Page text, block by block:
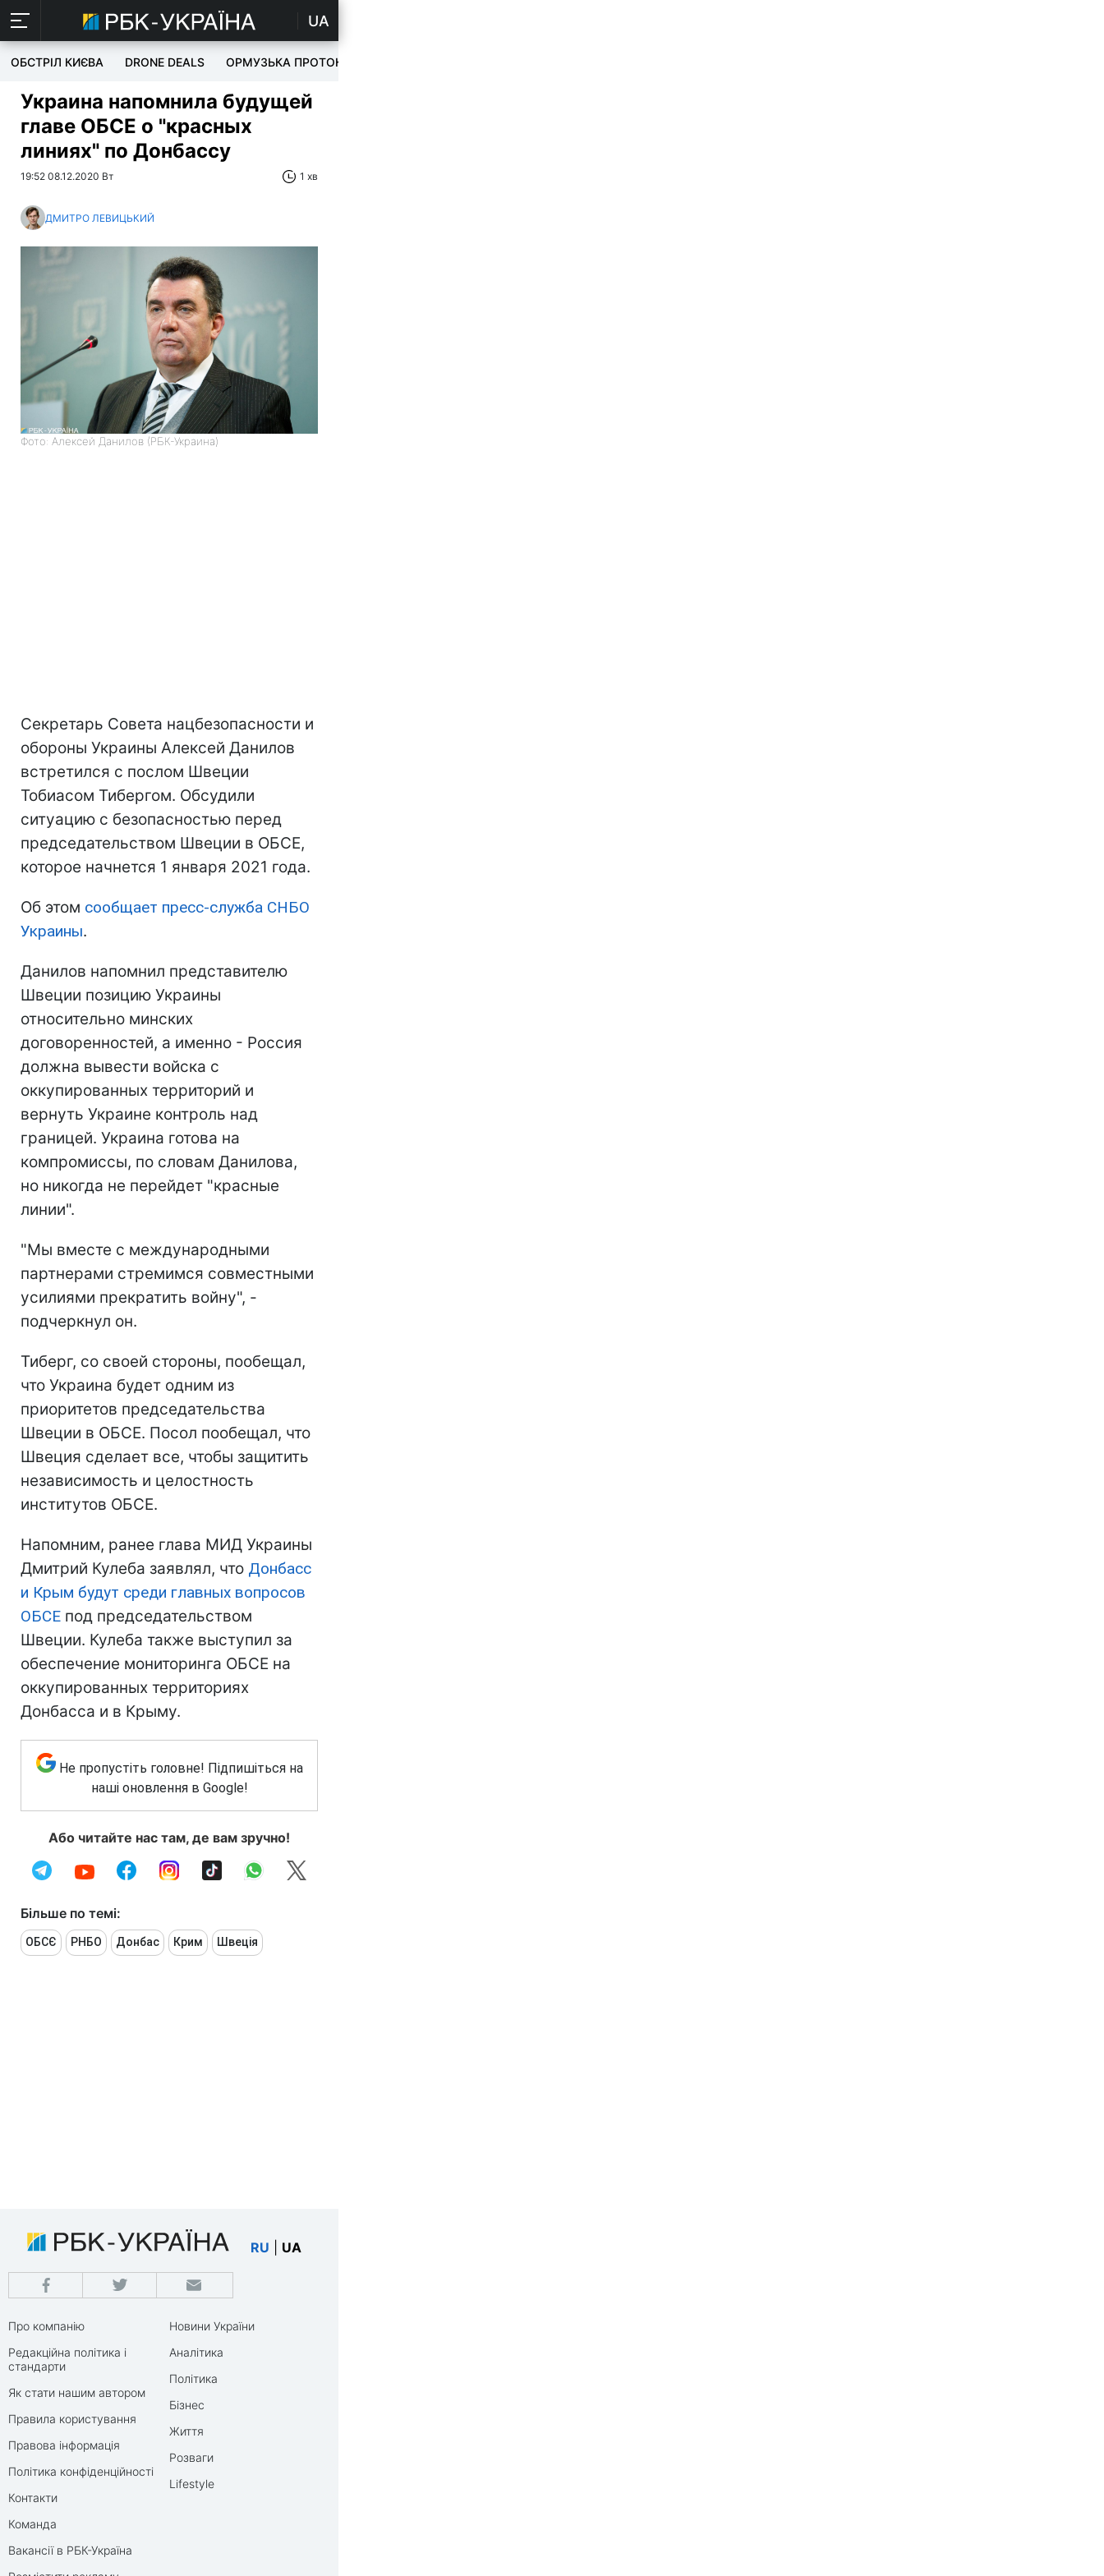
UA
ОБСТРІЛ КИЄВА DRONE DEALS ОРМУЗЬКА ПРОТОКА
Украина напомнила будущей
главе ОБСЕ о "красных
линиях" по Донбассу
19:52 08.12.2020 Вт 1 хв
ДМИТРО ЛЕВИЦЬКИЙ
Фото: Алексей Данилов (РБК-Украина)
Секретарь Совета нацбезопасности и
обороны Украины Алексей Данилов
встретился с послом Швеции
Тобиасом Тибергом. Обсудили
ситуацию с безопасностью перед
председательством Швеции в ОБСЕ,
которое начнется 1 января 2021 года.
Об этом сообщает пресс-служба СНБО
Украины.
Данилов напомнил представителю
Швеции позицию Украины
относительно минских
договоренностей, а именно - Россия
должна вывести войска с
оккупированных территорий и
вернуть Украине контроль над
границей. Украина готова на
компромиссы, по словам Данилова,
но никогда не перейдет "красные
линии".
"Мы вместе с международными
партнерами стремимся совместными
усилиями прекратить войну", -
подчеркнул он.
Тиберг, со своей стороны, пообещал,
что Украина будет одним из
приоритетов председательства
Швеции в ОБСЕ. Посол пообещал, что
Швеция сделает все, чтобы защитить
независимость и целостность
институтов ОБСЕ.
Напомним, ранее глава МИД Украины
Дмитрий Кулеба заявлял, что Донбасс
и Крым будут среди главных вопросов
ОБСЕ под председательством
Швеции. Кулеба также выступил за
обеспечение мониторинга ОБСЕ на
оккупированных территориях
Донбасса и в Крыму.
Не пропустіть головне! Підпишіться на
наші оновлення в Google!
Або читайте нас там, де вам зручно!
Більше по темі:
ОБСЄ РНБО Донбас Крим Швеція
RU UA
Про компанію
Редакційна політика і
стандарти
Як стати нашим автором
Правила користування
Правова інформація
Політика конфіденційності
Контакти
Команда
Вакансії в РБК-Україна
Новини України
Аналітика
Політика
Бізнес
Життя
Розваги
Lifestyle